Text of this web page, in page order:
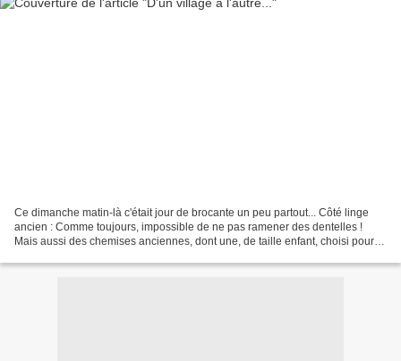
Ce dimanche matin-là c'était jour de brocante un peu partout... Côté linge
ancien : Comme toujours, impossible de ne pas ramener des dentelles !
Mais aussi des chemises anciennes, dont une, de taille enfant, choisi pour